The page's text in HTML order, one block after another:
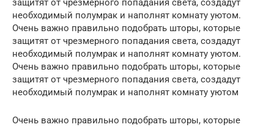
защитят от чрезмерного попадания света, создадут
необходимый полумрак и наполнят комнату уютом.
Очень важно правильно подобрать шторы, которые
защитят от чрезмерного попадания света, создадут
необходимый полумрак и наполнят комнату уютом.
Очень важно правильно подобрать шторы, которые
защитят от чрезмерного попадания света, создадут
необходимый полумрак и наполнят комнату уютом
Очень важно правильно подобрать шторы, которые